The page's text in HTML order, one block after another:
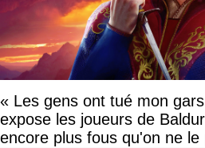
« Les gens ont tué mon
expose les joueurs de
encore plus fous qu'on ne le